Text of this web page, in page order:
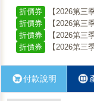
折價券
【2026第三
折價券
【2026第三
折價券
【2026第三
折價券
【2026第三
付款說明